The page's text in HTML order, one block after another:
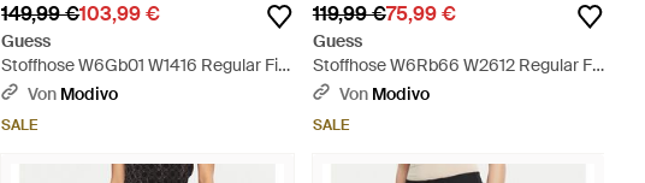
149,99 €103,99 €
Guess
Stoffhose W6Gb01 W1416 Regular Fit
- Grün
Von Modivo
SALE
119,99 €75,99 €
Guess
Stoffhose W6Rb66 W2612 Regular Fit
- Schwarz
Von Modivo
SALE